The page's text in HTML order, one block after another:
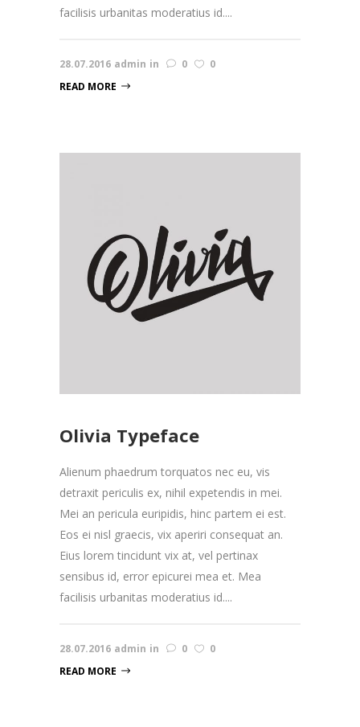
facilisis urbanitas moderatius id....
28.07.2016 admin in 0
0
READ MORE
Olivia Typeface
Alienum phaedrum torquatos nec eu, vis
detraxit periculis ex, nihil expetendis in mei.
Mei an pericula euripidis, hinc partem ei est.
Eos ei nisl graecis, vix aperiri consequat an.
Eius lorem tincidunt vix at, vel pertinax
sensibus id, error epicurei mea et. Mea
facilisis urbanitas moderatius id....
28.07.2016 admin in 0
0
READ MORE